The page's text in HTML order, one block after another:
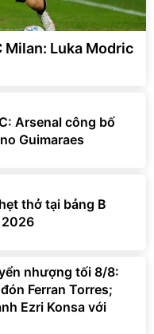
Milan: Luka Modric
Arsenal công bố
Guimaraes
thở tại bảng B
2026
nhượng tối 8/8:
Ferran Torres;
Ezri Konsa với